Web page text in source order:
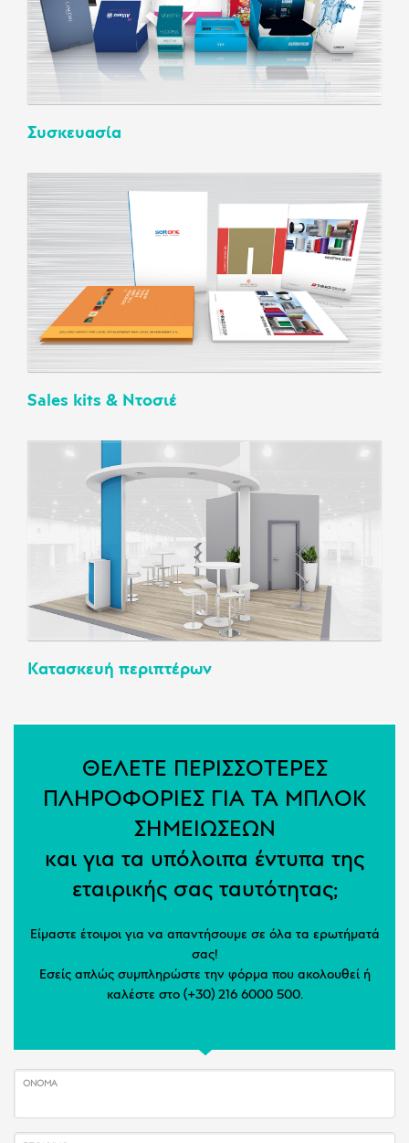
Συσκευασία
Sales kits & Ντοσιέ
Κατασκευή περιπτέρων
ΘΕΛΕΤΕ ΠΕΡΙΣΣΟΤΕΡΕΣ
ΠΛΗΡΟΦΟΡΙΕΣ ΓΙΑ ΤΑ ΜΠΛΟΚ
ΣΗΜΕΙΩΣΕΩΝ
και για τα υπόλοιπα έντυπα της
εταιρικής σας ταυτότητας;
Είμαστε έτοιμοι για να απαντήσουμε σε όλα τα ερωτήματά
σας!
Εσείς απλώς συμπληρώστε την φόρμα που ακολουθεί ή
καλέστε στο (+30) 216 6000 500.
ΌΝΟΜΑ